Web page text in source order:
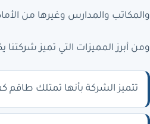
والمكاتب والمدارس وغيرها من
ومن أبرز المميزات التي تميز شركتنا
تتميز الشركة بأنها تمتلك طاقم